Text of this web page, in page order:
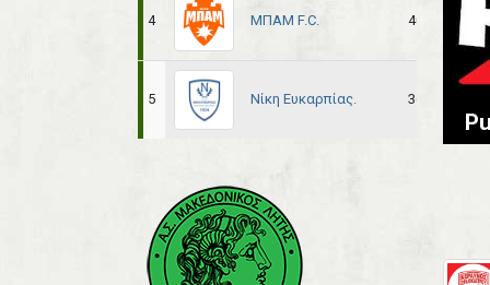
4 ΜΠΑΜ F.C. 40
5 Νίκη Ευκαρπίας. 36